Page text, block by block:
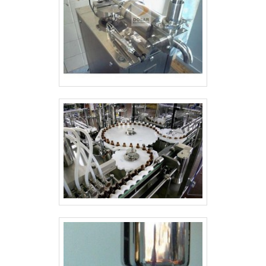
equipamentos para indústrias químicas e
moinhos.Tudo isso por ser comprometida
com os serviços e inovadora, padrões
alcançados por conter escritório de alta
qualidade onde são realizadas as
atividades e equipamentos de última
geração. Esses fatores, somados a uma
equipe com colaboradores proativos e
trabalhadores eficientes, garantem o
sucesso de cada cliente de ponta a
ponta. Aproveite a visita para acessar o
site e saber mais sobre a empresa, os
serviços e os produtos. .